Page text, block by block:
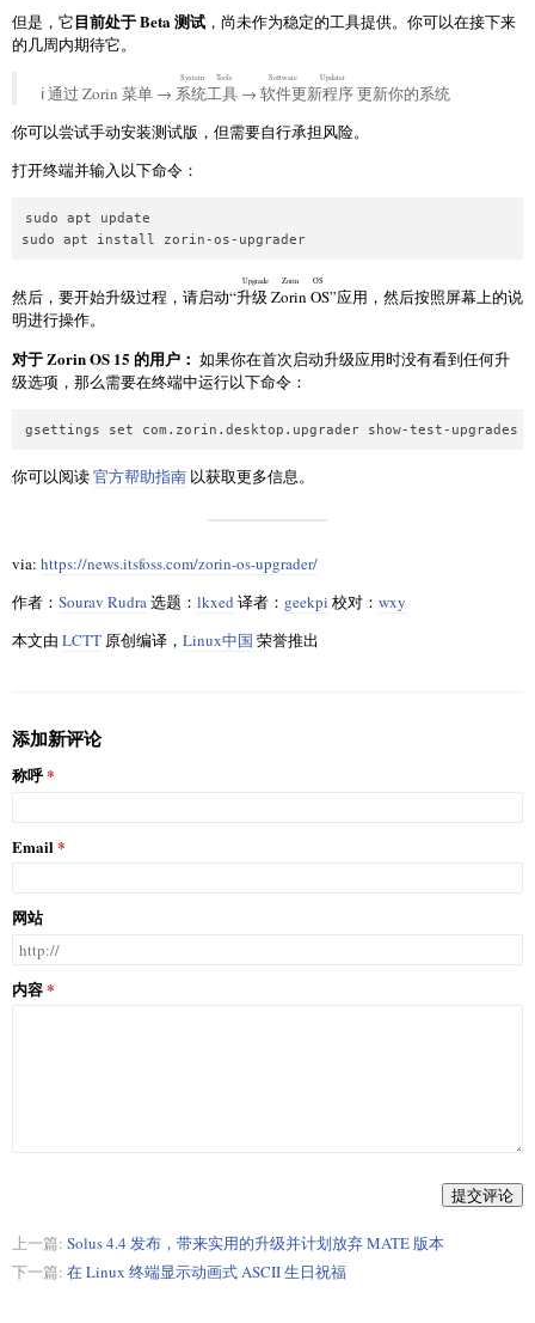
但是，它目前处于 Beta 测试 ，尚未作为稳定的工具提供。你可以在接下来
的几周内期待它。
ℹ️ 通过 Zorin 菜单 → 系统工具
System Tools
→ 软件更新程序
Software Updater
更新你的系统
你可以尝试手动安装测试版，但需要自行承担风险。
打开终端并输入以下命令：
sudo apt update
然后，要开始升级过程，请启动“升级 Zorin OS
Upgrade Zorin OS
”应用，然后按照屏幕上的说
明进行操作。
对于 Zorin OS 15 的用户： 如果你在首次启动升级应用时没有看到任何升
级选项，那么需要在终端中运行以下命令：
你可以阅读官方帮助指南 以获取更多信息。
via: https://news.itsfoss.com/zorin-os-upgrader/
作者： Sourav Rudra选题： lkxed 译者： geekpi 校对： wxy
本文由 LCTT 原创编译， Linux中国 荣誉推出
添加新评论
称呼
Email
网站
内容
提交评论
上一篇: Solus 4.4 发布，带来实用的升级并计划放弃 MATE 版本
下一篇: 在 Linux 终端显示动画式 ASCII 生日祝福